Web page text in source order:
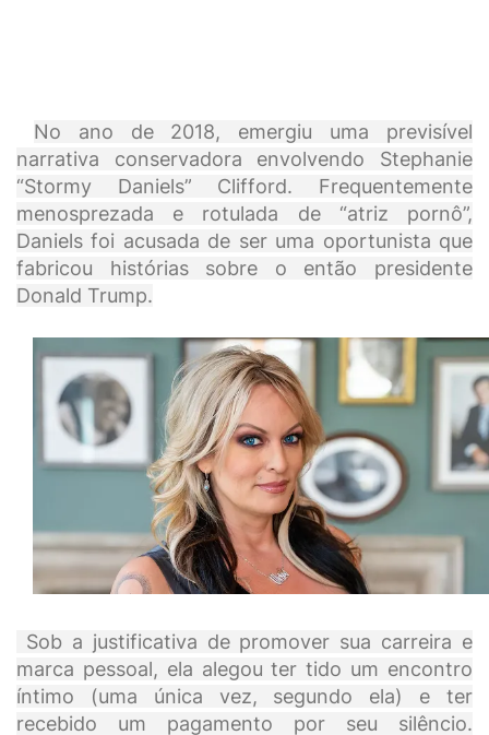
No ano de 2018, emergiu uma previsível
narrativa conservadora envolvendo Stephanie
“Stormy Daniels” Clifford. Frequentemente
menosprezada e rotulada de “atriz pornô”,
Daniels foi acusada de ser uma oportunista que
fabricou histórias sobre o então presidente
Donald Trump.
Sob a justificativa de promover sua carreira e
marca pessoal, ela alegou ter tido um encontro
íntimo (uma única vez, segundo ela) e ter
recebido um pagamento por seu silêncio.